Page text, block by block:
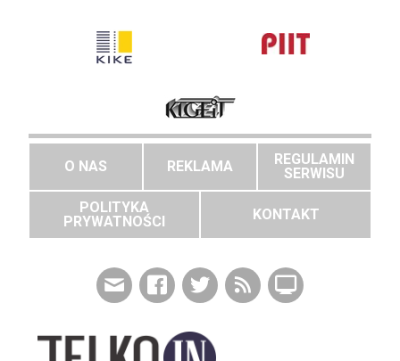
O NAS REKLAMA
REGULAMIN
SERWISU
POLITYKA
PRYWATNOŚCI
KONTAKT